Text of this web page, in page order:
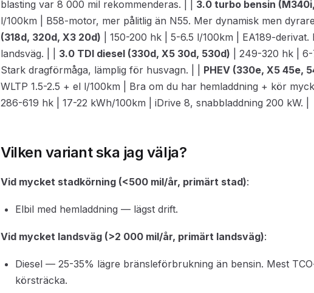
blasting var 8 000 mil rekommenderas. | | 3.0 turbo bensin
l/100km | B58-motor, mer pålitlig än N55. Mer dynamisk men
(318d, 320d, X3 20d) | 150-200 hk | 5-6.5 l/100km | EA189-
landsväg. | | 3.0 TDI diesel (330d, X5 30d, 530d) | 249-320 hk |
Stark dragförmåga, lämplig för husvagn. | | PHEV (330e, X5 45e,
WLTP 1.5-2.5 + el l/100km | Bra om du har hemladdning + kör
286-619 hk | 17-22 kWh/100km | iDrive 8, snabbladdning 200 kW. |
Vilken variant ska jag välja?
Vid mycket stadkörning (<500 mil/år, primärt stad):
Elbil med hemladdning — lägst drift.
Vid mycket landsväg (>2 000 mil/år, primärt landsväg):
Diesel — 25-35% lägre bränsleförbrukning än bensin. Mest
körsträcka.